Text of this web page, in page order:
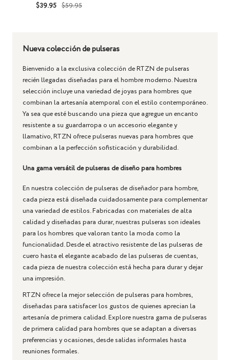
Precio
$39.95 Precio
$59.95
Nueva colección de pulseras
Bienvenido a la exclusiva colección de RTZN de pulseras
recién llegadas diseñadas para el hombre moderno. Nuestra
selección incluye una variedad de joyas para hombres que
combinan la artesanía atemporal con el estilo contemporáneo.
Ya sea que esté buscando una pieza que agregue un encanto
resistente a su guardarropa o un accesorio elegante y
llamativo, RTZN ofrece pulseras nuevas para hombres que
combinan a la perfección sofisticación y durabilidad.
Una gama versátil de pulseras de diseño para hombres
En nuestra colección de pulseras de diseñador para hombre,
cada pieza está diseñada cuidadosamente para complementar
una variedad de estilos. Fabricadas con materiales de alta
calidad y diseñadas para durar, nuestras pulseras son ideales
para los hombres que valoran tanto la moda como la
funcionalidad. Desde el atractivo resistente de las pulseras de
cuero hasta el elegante acabado de las pulseras de cuentas,
cada pieza de nuestra colección está hecha para durar y dejar
una impresión.
RTZN ofrece la mejor selección de pulseras para hombres,
diseñadas para satisfacer los gustos de quienes aprecian la
artesanía de primera calidad. Explore nuestra gama de pulseras
de primera calidad para hombres que se adaptan a diversas
preferencias y ocasiones, desde salidas informales hasta
reuniones formales.